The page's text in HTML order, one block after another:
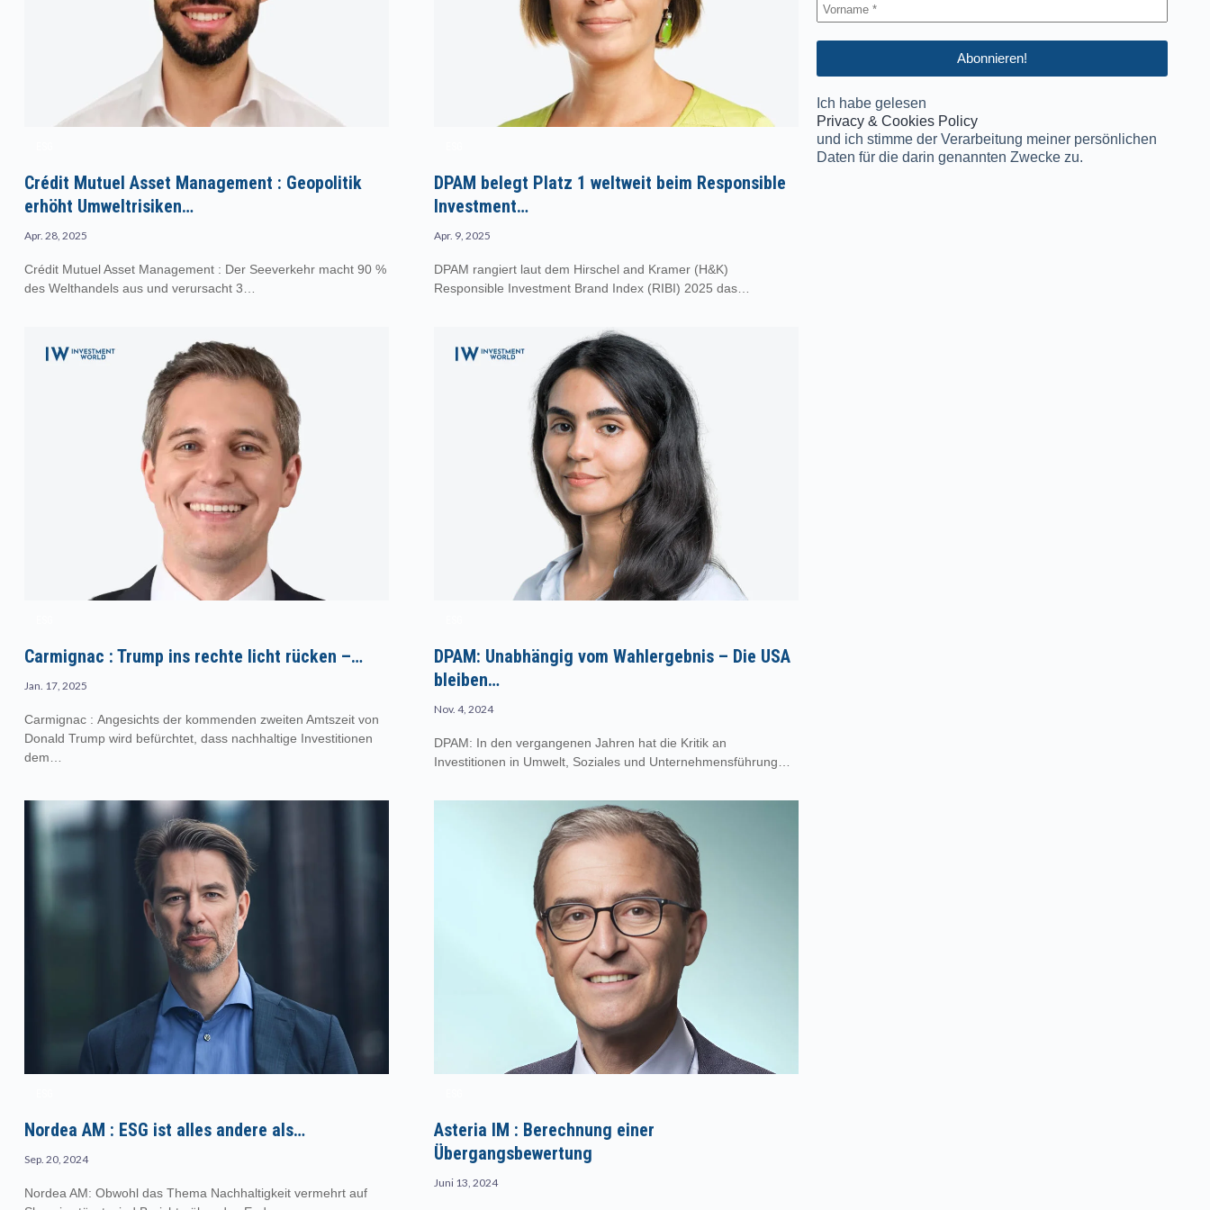
Crédit Mutuel Asset Management : Geopolitik
erhöht Umweltrisiken…
Apr. 28, 2025
Crédit Mutuel Asset Management : Der Seeverkehr macht 90 %
des Welthandels aus und verursacht 3…
DPAM belegt Platz 1 weltweit beim Responsible
Investment…
Apr. 9, 2025
DPAM rangiert laut dem Hirschel and Kramer (H&K)
Responsible Investment Brand Index (RIBI) 2025 das…
Carmignac : Trump ins rechte licht rücken –…
Jan. 17, 2025
Carmignac : Angesichts der kommenden zweiten Amtszeit von
Donald Trump wird befürchtet, dass nachhaltige Investitionen
dem…
DPAM: Unabhängig vom Wahlergebnis – Die USA
bleiben…
Nov. 4, 2024
DPAM: In den vergangenen Jahren hat die Kritik an
Investitionen in Umwelt, Soziales und Unternehmensführung…
Nordea AM : ESG ist alles andere als…
Sep. 20, 2024
Nordea AM: Obwohl das Thema Nachhaltigkeit vermehrt auf
Asteria IM : Berechnung einer
Übergangsbewertung
Juni 13, 2024
Ich habe gelesen
Privacy & Cookies Policy
und ich stimme der Verarbeitung meiner persönlichen
Daten für die darin genannten Zwecke zu.